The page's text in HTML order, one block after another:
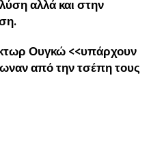
αλλά και στην
Ουγκώ <<υπάρχουν
από την τσέπη τους